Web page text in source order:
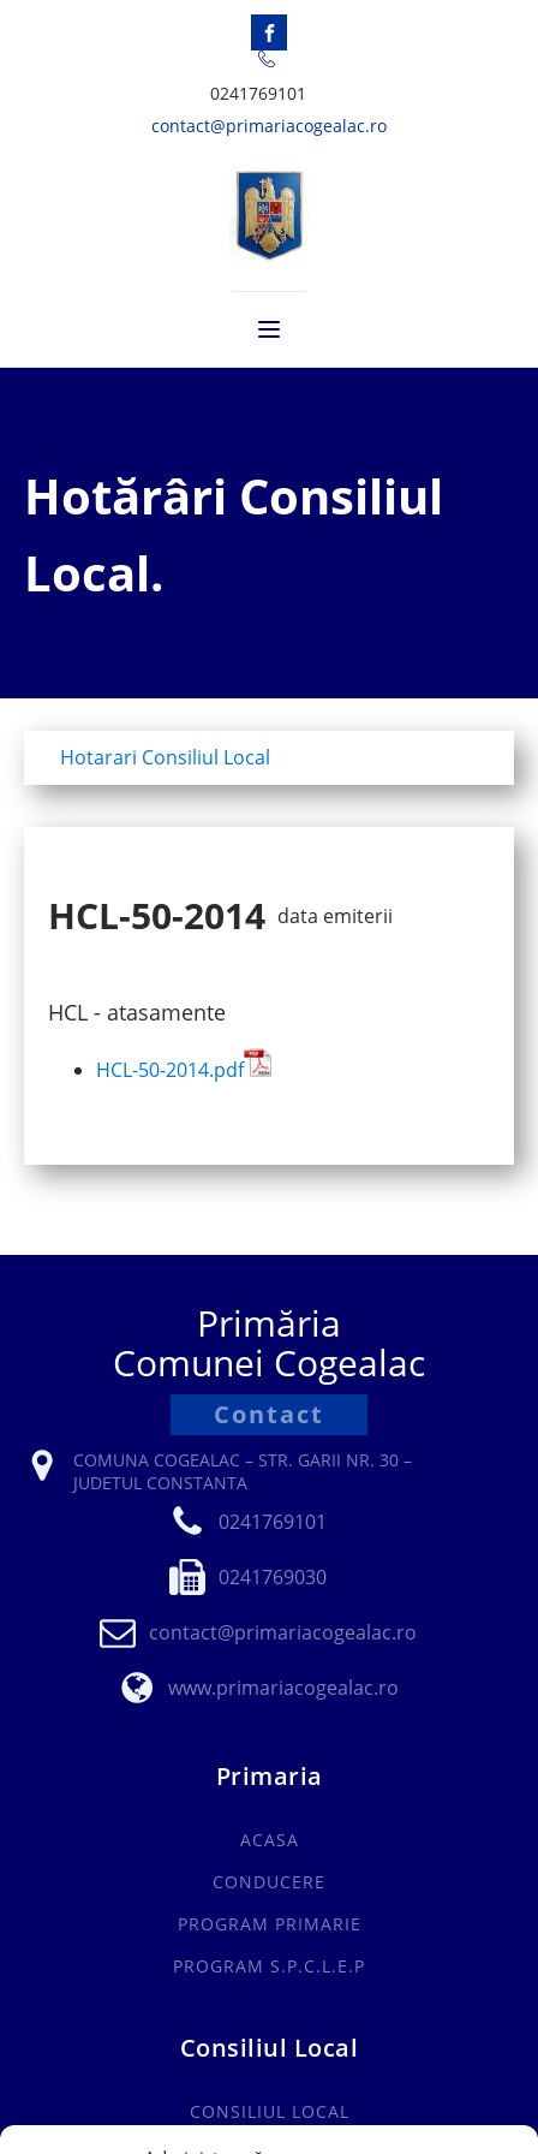
0241769101
contact@primariacogealac.ro
Hotărâri Consiliul
Local.
Hotarari Consiliul Local
HCL-50-2014 data emiterii
HCL - atasamente
HCL-50-2014.pdf
Primăria
Comunei Cogealac
Contact
COMUNA COGEALAC – STR. GARII NR. 30 –
JUDETUL CONSTANTA
0241769101
0241769030
contact@primariacogealac.ro
www.primariacogealac.ro
Primaria
ACASA
CONDUCERE
PROGRAM PRIMARIE
PROGRAM S.P.C.L.E.P
Consiliul Local
CONSILIUL LOCAL